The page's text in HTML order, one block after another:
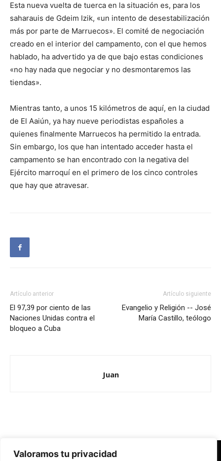
Valoramos tu privacidad
Esta nueva vuelta de tuerca en la situación es, para los
saharauis de Gdeim Izik, «un intento de desestabilización
más por parte de Marruecos». El comité de negociación
creado en el interior del campamento, con el que hemos
hablado, ha advertido ya de que bajo estas condiciones
«no hay nada que negociar y no desmontaremos las
tiendas».
Mientras tanto, a unos 15 kilómetros de aquí, en la ciudad
de El Aaiún, ya hay nueve periodistas españoles a
quienes finalmente Marruecos ha permitido la entrada.
Sin embargo, los que han intentado acceder hasta el
campamento se han encontrado con la negativa del
Ejército marroquí en el primero de los cinco controles
que hay que atravesar.
Artículo anterior
El 97,39 por ciento de las
Naciones Unidas contra el
bloqueo a Cuba
Artículo siguiente
Evangelio y Religión -- José
María Castillo, teólogo
Juan